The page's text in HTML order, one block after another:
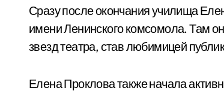
Сразу после окончания училища
имени Ленинского комсомола. Там
звезд театра, став любимицей
Елена Проклова также начала